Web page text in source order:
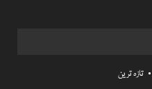
تازہ ترین